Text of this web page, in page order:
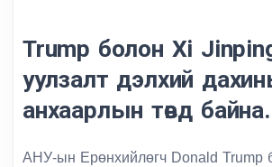
Trump болон Xi
уулзалт дэлхий
анхаарлын төвд байна.
АНУ-ын Ерөнхийлөгч Donald